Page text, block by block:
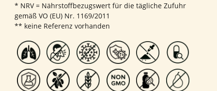
* NRV = Nährstoffbezugswert für die tägliche Zufuhr
gemäß VO (EU) Nr. 1169/2011
** keine Referenz vorhanden